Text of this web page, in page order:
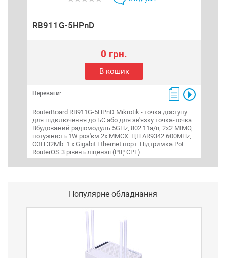
RB911G-5HPnD
0 грн.
В кошик
Переваги:
RouterBoard RB911G-5HPnD Mikrotik - точка доступу
для підключення до БС або для зв'язку точка-точка.
Вбудований радіомодуль 5GHz, 802.11a/n, 2x2 MIMO,
потужність 1W роз'єм 2х MMCX. ЦП AR9342 600MHz,
ОЗП 32Mb. 1 x Gigabit Ethernet порт. Підтримка PoE.
RouterOS 3 рівень ліцензії (PtP, CPE).
Популярне обладнання